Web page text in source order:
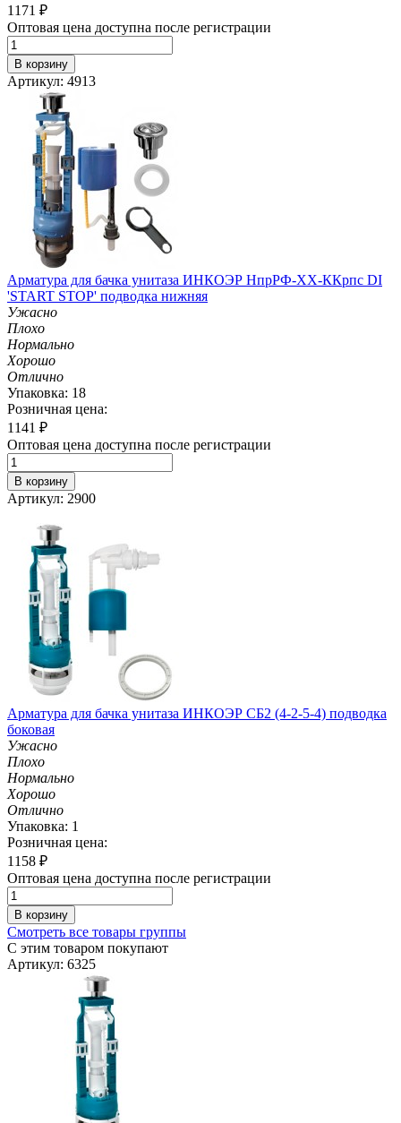
1171 ₽
Оптовая цена доступна после регистрации
В корзину
Артикул: 4913
Арматура для бачка унитаза ИНКОЭР НпрРФ-ХХ-ККрпс DI
'START STOP' подводка нижняя
Ужасно
Плохо
Нормально
Хорошо
Отлично
Упаковка: 18
Розничная цена:
1141 ₽
Оптовая цена доступна после регистрации
В корзину
Артикул: 2900
Арматура для бачка унитаза ИНКОЭР СБ2 (4-2-5-4) подводка
боковая
Ужасно
Плохо
Нормально
Хорошо
Отлично
Упаковка: 1
Розничная цена:
1158 ₽
Оптовая цена доступна после регистрации
В корзину
Смотреть все товары группы
С этим товаром покупают
Артикул: 6325